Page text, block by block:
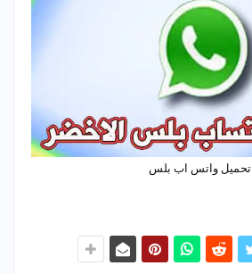
تحميل واتس اب بلس